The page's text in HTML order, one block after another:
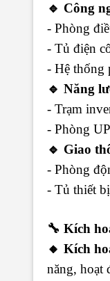
🔹 Công
- Phòng
- Tủ điện
- Hệ thống
🔹 Năng
- Trạm
- Phòng
🔹 Giao
- Phòng
- Tủ thiết
🔧 Kích
🔸 Kích
năng, hoạt